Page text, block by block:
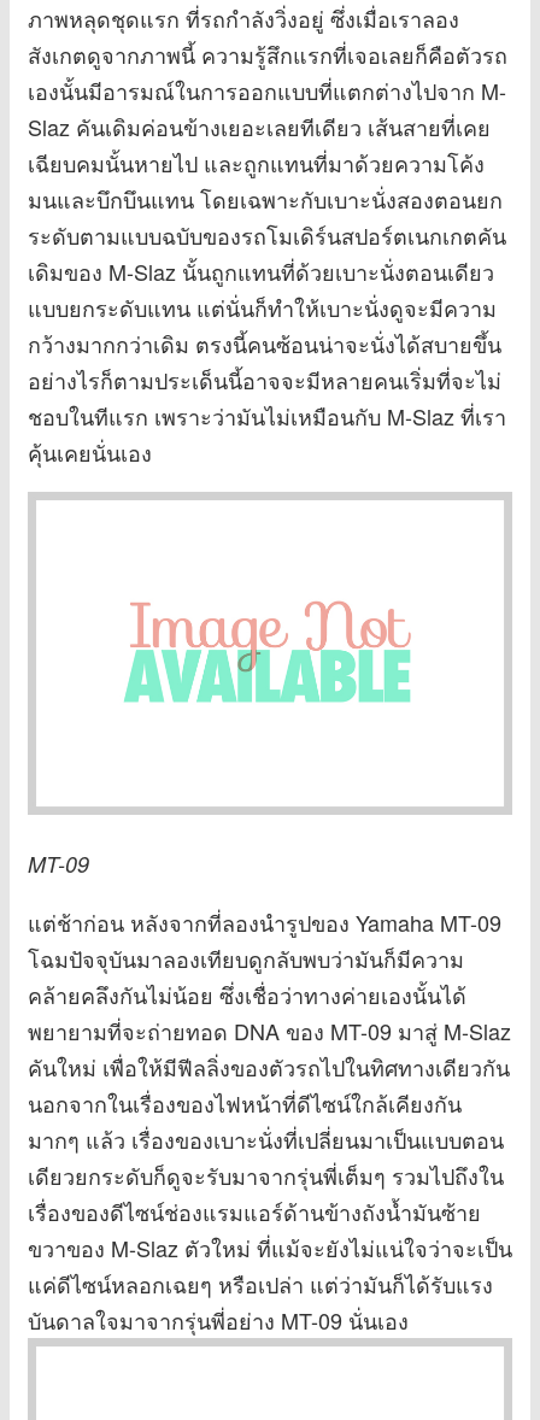
ภาพหลุดชุดแรก ที่รถกำลังวิ่งอยู่ ซึ่งเมื่อเราลอง
สังเกตดูจากภาพนี้ ความรู้สึกแรกที่เจอเลยก็คือตัวรถ
เองนั้นมีอารมณ์ในการออกแบบที่แตกต่างไปจาก M-
Slaz คันเดิมค่อนข้างเยอะเลยทีเดียว เส้นสายที่เคย
เฉียบคมนั้นหายไป และถูกแทนที่มาด้วยความโค้ง
มนและบึกบึนแทน โดยเฉพาะกับเบาะนั่งสองตอนยก
ระดับตามแบบฉบับของรถโมเดิร์นสปอร์ตเนกเกตคัน
เดิมของ M-Slaz นั้นถูกแทนที่ด้วยเบาะนั่งตอนเดียว
แบบยกระดับแทน แต่นั่นก็ทำให้เบาะนั่งดูจะมีความ
กว้างมากกว่าเดิม ตรงนี้คนซ้อนน่าจะนั่งได้สบายขึ้น
อย่างไรก็ตามประเด็นนี้อาจจะมีหลายคนเริ่มที่จะไม่
ชอบในทีแรก เพราะว่ามันไม่เหมือนกับ M-Slaz ที่เรา
คุ้นเคยนั่นเอง
MT-09
แต่ช้าก่อน หลังจากที่ลองนำรูปของ Yamaha MT-09
โฉมปัจจุบันมาลองเทียบดูกลับพบว่ามันก็มีความ
คล้ายคลึงกันไม่น้อย ซึ่งเชื่อว่าทางค่ายเองนั้นได้
พยายามที่จะถ่ายทอด DNA ของ MT-09 มาสู่ M-Slaz
คันใหม่ เพื่อให้มีฟีลลิ่งของตัวรถไปในทิศทางเดียวกัน
นอกจากในเรื่องของไฟหน้าที่ดีไซน์ใกล้เคียงกัน
มากๆ แล้ว เรื่องของเบาะนั่งที่เปลี่ยนมาเป็นแบบตอน
เดียวยกระดับก็ดูจะรับมาจากรุ่นพี่เต็มๆ รวมไปถึงใน
เรื่องของดีไซน์ช่องแรมแอร์ด้านข้างถังน้ำมันซ้าย
ขวาของ M-Slaz ตัวใหม่ ที่แม้จะยังไม่แน่ใจว่าจะเป็น
แค่ดีไซน์หลอกเฉยๆ หรือเปล่า แต่ว่ามันก็ได้รับแรง
บันดาลใจมาจากรุ่นพี่อย่าง MT-09 นั่นเอง